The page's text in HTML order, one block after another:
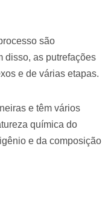
são
disso, as putrefações
e de várias etapas.
e têm vários
química do
e da composição